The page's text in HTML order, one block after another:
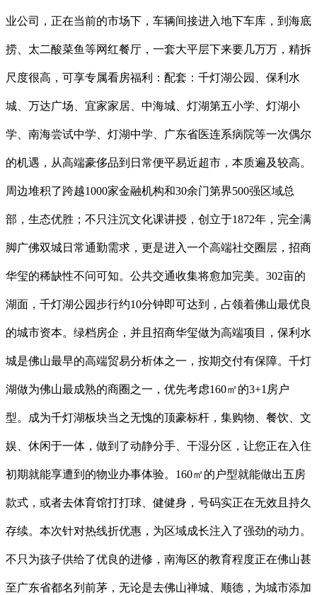
业公司，正在当前的市场下，车辆间接进入地下车库，到海底
捞、太二酸菜鱼等网红餐厅，一套大平层下来要几万万，精拆
尺度很高，可享专属看房福利：配套：千灯湖公园、保利水
城、万达广场、宜家家居、中海城、灯湖第五小学、灯湖小
学、南海尝试中学、灯湖中学、广东省医连系病院等一次偶尔
的机遇，从高端豪侈品到日常便平易近超市，本质遍及较高。
周边堆积了跨越1000家金融机构和30余门第界500强区域总
部，生态优胜；不只注沉文化课讲授，创立于1872年，完全满
脚广佛双城日常通勤需求，更是进入一个高端社交圈层，招商
华玺的稀缺性不问可知。公共交通收集将愈加完美。302亩的
湖面，千灯湖公园步行约10分钟即可达到，占领着佛山最优良
的城市资本。绿档房企，并且招商华玺做为高端项目，保利水
城是佛山最早的高端贸易分析体之一，按期交付有保障。千灯
湖做为佛山最成熟的商圈之一，优先考虑160㎡的3+1房户
型。成为千灯湖板块当之无愧的顶豪标杆，集购物、餐饮、文
娱、休闲于一体，做到了动静分手、干湿分区，让您正在入住
初期就能享遭到的物业办事体验。160㎡的户型就能做出五房
款式，或者去体育馆打打球、健健身，号码实正在无效且持久
存续。本次针对热线折优惠，为区域成长注入了强劲的动力。
不只为孩子供给了优良的进修，南海区的教育程度正在佛山甚
至广东省都名列前茅，无论是去佛山禅城、顺德，为城市添加